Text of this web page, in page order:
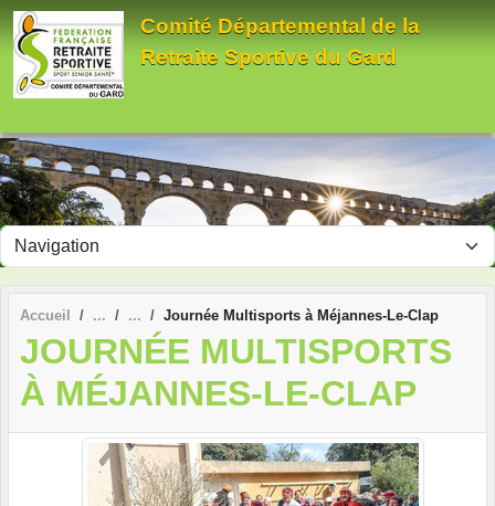
Comité Départemental de la
Retraite Sportive du Gard
Accueil Journée Multisports à Méjannes-Le-Clap
JOURNÉE MULTISPORTS
À MÉJANNES-LE-CLAP
Panneau de gestion des cookies